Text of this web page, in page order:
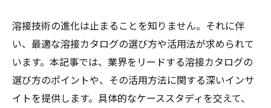
溶接技術の進化は止まることを知りません。それに伴
い、最適な溶接カタログの選び方や活用法が求められて
います。本記事では、業界をリードする溶接カタログの
選び方のポイントや、その活用方法に関する深いインサ
イトを提供します。具体的なケーススタディを交えて、